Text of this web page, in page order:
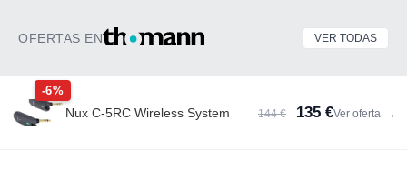
OFERTAS EN VER TODAS
-6%
Nux C-5RC Wireless System 144 € 135 €Ver oferta →